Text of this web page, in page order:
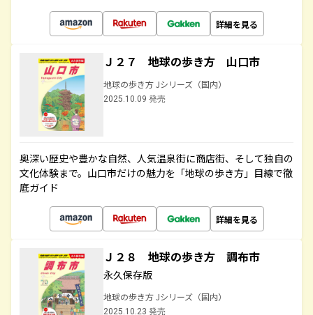
詳細を見る
Ｊ２７ 地球の歩き方 山口市
地球の歩き方 Jシリーズ（国内）
2025.10.09 発売
奥深い歴史や豊かな自然、人気温泉街に商店街、そして独自の
文化体験まで。山口市だけの魅力を「地球の歩き方」目線で徹
底ガイド
詳細を見る
Ｊ２８ 地球の歩き方 調布市
永久保存版
地球の歩き方 Jシリーズ（国内）
2025.10.23 発売